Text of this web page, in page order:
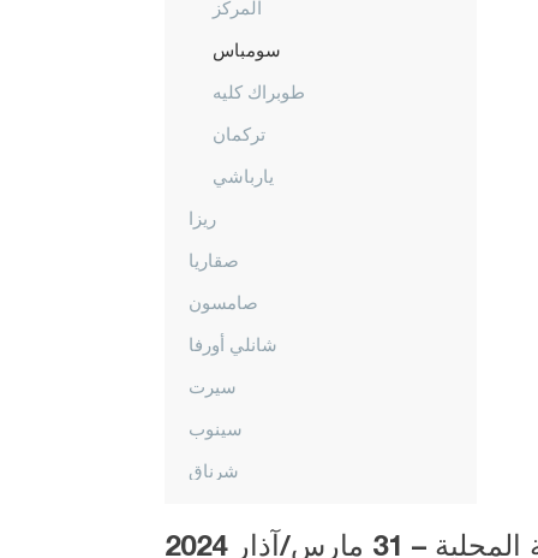
المركز
سومباس
طوبراك كليه
تركمان
يارباشي
ريزا
صقاريا
صامسون
شانلي أورفا
سيرت
سينوب
شرناق
مارس/آذار 2024